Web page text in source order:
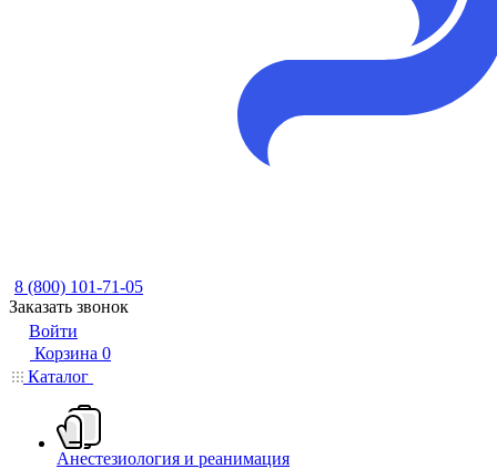
8 (800) 101-71-05
Заказать звонок
Войти
Корзина 0
Каталог
Анестезиология и реанимация